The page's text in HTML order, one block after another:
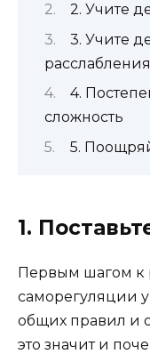
2. Учите
3. Учите
4.
сложность
5.
1.
Первым шагом к
саморегуляции
общих правил и
это значит и